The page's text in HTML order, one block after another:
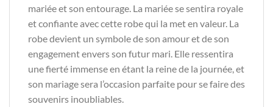
mariée et son entourage. La mariée se sentira royale
et confiante avec cette robe qui la met en valeur. La
robe devient un symbole de son amour et de son
engagement envers son futur mari. Elle ressentira
une fierté immense en étant la reine de la journée, et
son mariage sera l’occasion parfaite pour se faire des
souvenirs inoubliables.